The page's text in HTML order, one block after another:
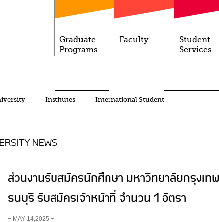
Graduate
Programs
Faculty
Student
Services
Institutes International Student
NEWS
ส่วนงานรับสมัครนักศึกษา มหาวิทยาลัยกรุงเทพ
ธนบุรี รับสมัครเจ้าหน้าที่ จำนวน 1 อัตรา
− MAY 14,2025 −